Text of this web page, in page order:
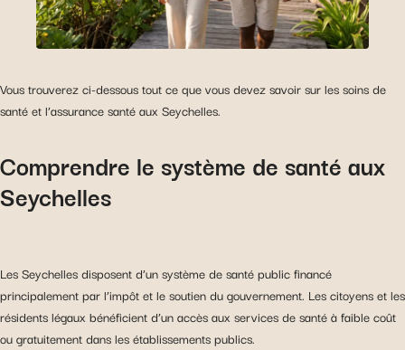
Vous trouverez ci-dessous tout ce que vous devez savoir sur les soins de
santé et l’assurance santé aux Seychelles.
Comprendre le système de santé aux
Seychelles
Les Seychelles disposent d’un système de santé public financé
principalement par l’impôt et le soutien du gouvernement. Les citoyens et les
résidents légaux bénéficient d’un accès aux services de santé à faible coût
ou gratuitement dans les établissements publics.